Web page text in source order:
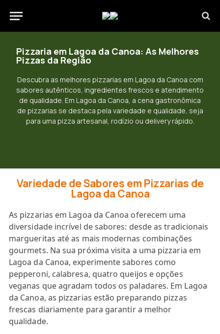
Pizzaria em Lagoa da Canoa: As Melhores
Pizzas da Região
Descubra as melhores pizzarias em Lagoa da Canoa com
sabores autênticos, ingredientes frescos e atendimento
de qualidade. Em Lagoa da Canoa, a cena gastronômica
de pizzarias se destaca pela variedade e qualidade, seja
para uma pizza artesanal, rodízio ou delivery rápido.
Variedade de Sabores em Pizzarias de
Lagoa da Canoa
As pizzarias em Lagoa da Canoa oferecem uma
diversidade incrível de sabores: desde as tradicionais
margueritas até as mais modernas combinações
gourmets. Na sua próxima visita a uma pizzaria em
Lagoa da Canoa, experimente sabores como
pepperoni, calabresa, quatro queijos e opções
veganas que agradam todos os paladares. Em Lagoa
da Canoa, as pizzarias estão preparando pizzas
frescas diariamente para garantir a melhor
qualidade.